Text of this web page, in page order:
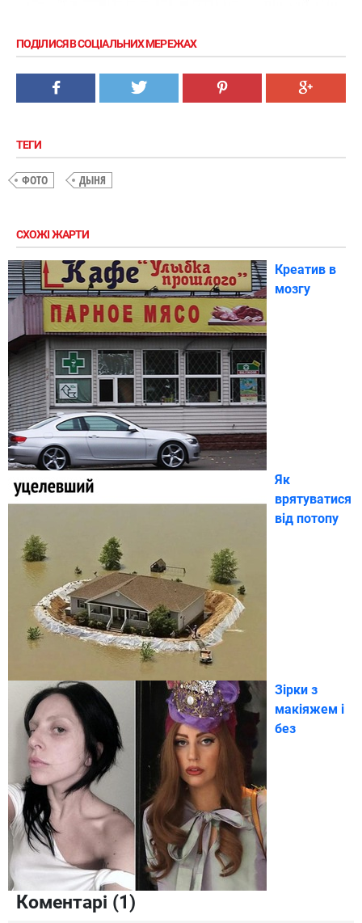
ПОДІЛИСЯ В СОЦІАЛЬНИХ МЕРЕЖАХ
ТЕГИ
ФОТО ДЫНЯ
СХОЖІ ЖАРТИ
Креатив в
мозгу
Як
врятуватися
від потопу
Зірки з
макіяжем і
без
Коментарі (1)